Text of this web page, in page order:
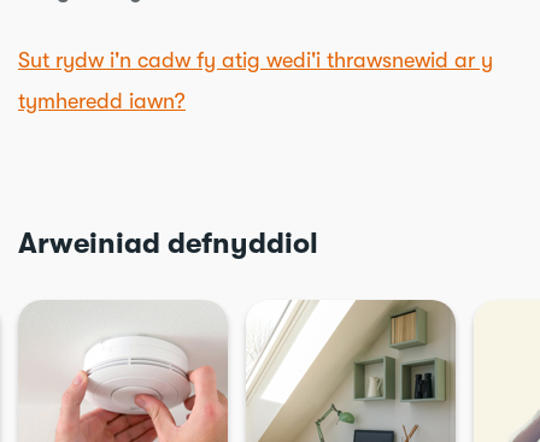
Sut rydw i'n cadw fy atig wedi'i thrawsnewid ar y
tymheredd iawn?
Arweiniad defnyddiol